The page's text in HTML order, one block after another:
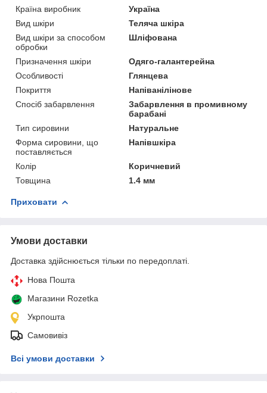
Країна виробник
Україна
Вид шкіри
Теляча шкіра
Вид шкіри за способом
обробки
Шліфована
Призначення шкіри
Одяго-галантерейна
Особливості
Глянцева
Покриття
Напіванілінове
Спосіб забарвлення
Забарвлення в промивному
барабані
Тип сировини
Натуральне
Форма сировини, що
поставляється
Напівшкіра
Колір
Коричневий
Товщина
1.4 мм
Приховати
Умови доставки
Доставка здійснюється тільки по передоплаті.
Нова Пошта
Магазини Rozetka
Укрпошта
Самовивіз
Всі умови доставки